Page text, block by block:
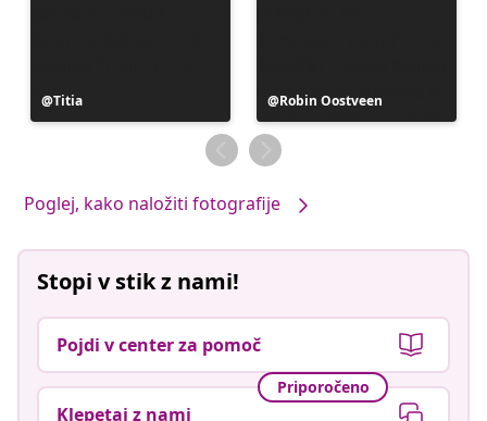
Objavo
je
Titia
Objavo
je
objavil
Robin Oostveen
Poglej, kako naložiti fotografije
Stopi v stik z nami!
Pojdi v center za pomoč
Priporočeno
Klepetaj z nami